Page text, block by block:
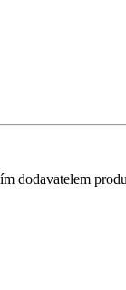
dodavatelem